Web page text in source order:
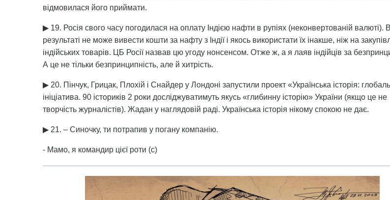
відмовилася його приймати.
▶ 19. Росія свого часу погодилася на оплату Індією нафти в рупіях (неконвертованій валюті). В
результаті не може вивести кошти за нафту з Індії і якось використати їх інакше, ніж на
індійських товарів. ЦБ Росії назвав цю угоду нонсенсом. Отже ж, а я лаяв індійців за
А це не тільки безпринципність, але й хитрість.
▶ 20. Пінчук, Грицак, Плохій і Снайдер у Лондоні запустили проект «Українська історія:
ініціатива. 90 істориків 2 роки досліджуватимуть якусь «глибинну історію» України (якщо це не
творчість журналістів). Жадан у наглядовій раді. Українська історія нікому спокою не дає.
▶ 21. – Синочку, ти потрапив у погану компанію.
- Мамо, я командир цієї роти (с)